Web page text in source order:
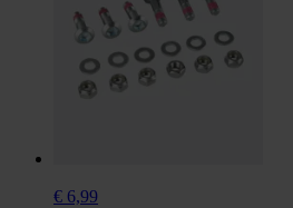
€ 6,99